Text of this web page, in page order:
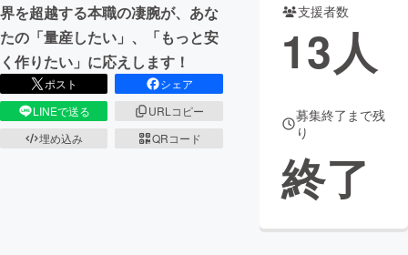
界を超越する本職の凄腕が、あな
たの「量産したい」、「もっと安
く作りたい」に応えします！
ポスト
シェア
LINEで送る
URLコピー
埋め込み
QRコード
支援者数
13人
募集終了まで残
り
終了